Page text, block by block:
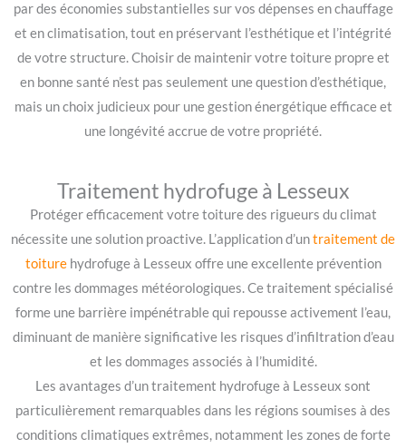
par des économies substantielles sur vos dépenses en chauffage
et en climatisation, tout en préservant l’esthétique et l’intégrité
de votre structure. Choisir de maintenir votre toiture propre et
en bonne santé n’est pas seulement une question d’esthétique,
mais un choix judicieux pour une gestion énergétique efficace et
une longévité accrue de votre propriété.
Traitement hydrofuge à Lesseux
Protéger efficacement votre toiture des rigueurs du climat
nécessite une solution proactive. L’application d’untraitement de
toiturehydrofuge à Lesseux offre une excellente prévention
contre les dommages météorologiques. Ce traitement spécialisé
forme une barrière impénétrable qui repousse activement l’eau,
diminuant de manière significative les risques d’infiltration d’eau
et les dommages associés à l’humidité.
Les avantages d’un traitement hydrofuge à Lesseux sont
particulièrement remarquables dans les régions soumises à des
conditions climatiques extrêmes, notamment les zones de forte